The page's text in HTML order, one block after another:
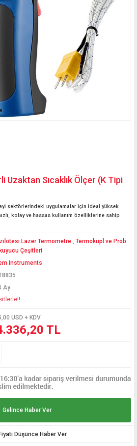
Uzaktan Sıcaklık Ölçer (K Tipi
sektörlerindeki uygulamalar için ideal yüksek
kolay ve hassas kullanım özelliklerine sahip
Lazer Termometre ,Termokupl ve Prob
Çeşitleri
Instruments
Ay
USD + KDV
TL
Gelince Haber Ver
Fiyatı Düşünce Haber Ver
Test